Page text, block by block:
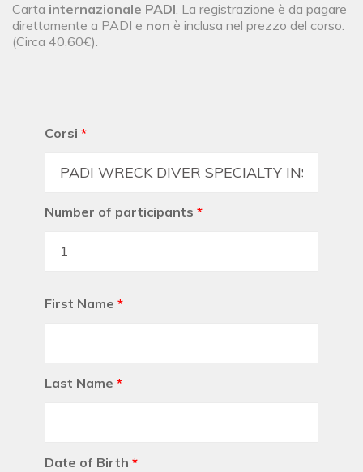
Carta internazionale PADI. La registrazione è da pagare
direttamente a PADI e non è inclusa nel prezzo del corso.
(Circa 40,60€).
Corsi *
Number of participants *
First Name *
Last Name *
Date of Birth *